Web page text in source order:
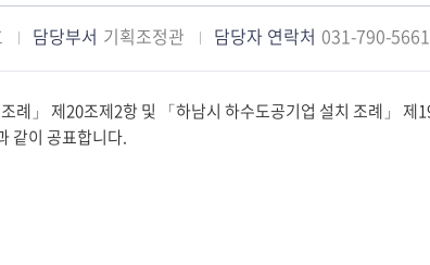
담당부서 기획조정관 담당자 연락처 031-790-5661